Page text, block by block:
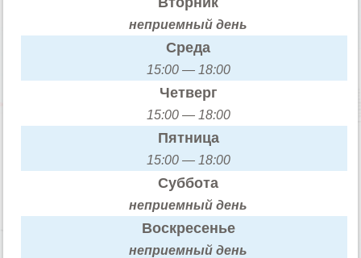
неприемный день
Среда
15:00 — 18:00
Четверг
15:00 — 18:00
Пятница
15:00 — 18:00
Суббота
неприемный день
Воскресенье
неприемный день